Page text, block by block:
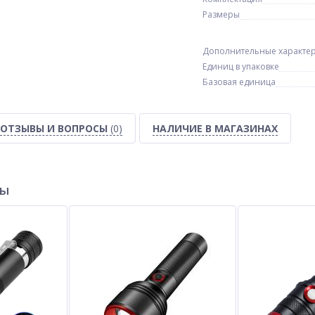
$11.50
Часы наручные 9288SIBK
SKMEI, SILVER-BLACK
Опт
Размеры
Дополнительные
Единиц в упаковке
Базовая единица
ОТЗЫВЫ И ВОПРОСЫ (0) НАЛИЧИЕ В МАГАЗИНАХ